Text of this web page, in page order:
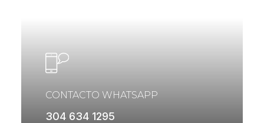
CONTACTO WHATSAPP
304 634 1295